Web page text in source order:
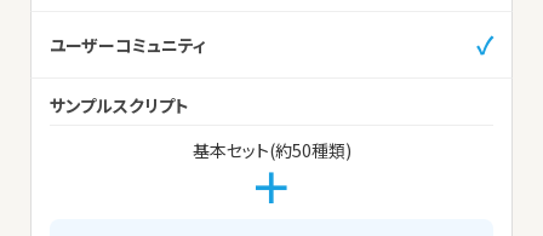
ユーザーコミュニティ ✓
サンプルスクリプト
基本セット(約50種類)
＋